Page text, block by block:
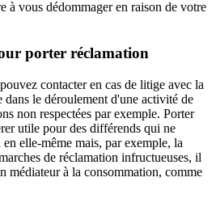
à vous dédommager en raison de votre
porter réclamation
contacter en cas de litige avec la
dans le déroulement d'une activité de
non respectées par exemple. Porter
utile pour des différends qui ne
elle-même mais, par exemple, la
de réclamation infructueuses, il
médiateur à la consommation, comme